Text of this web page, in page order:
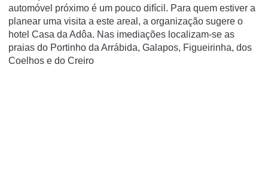
automóvel próximo é um pouco difícil. Para quem estiver a
planear uma visita a este areal, a organização sugere o
hotel Casa da Adôa. Nas imediações localizam-se as
praias do Portinho da Arrábida, Galapos, Figueirinha, dos
Coelhos e do Creiro